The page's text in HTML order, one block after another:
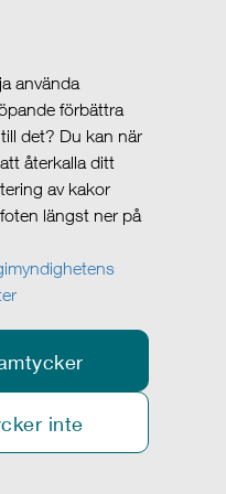
använda
förbättra
det? Du kan när
återkalla ditt
av kakor
längst ner på
inte